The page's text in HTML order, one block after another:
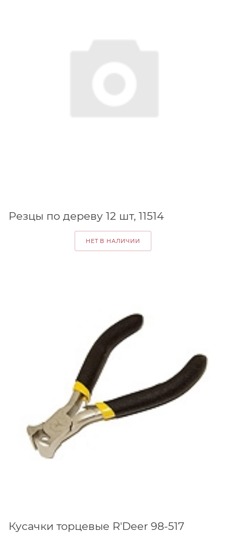
Резцы по дереву 12 шт, 11514
НЕТ В НАЛИЧИИ
Кусачки торцевые R'Deer 98-517